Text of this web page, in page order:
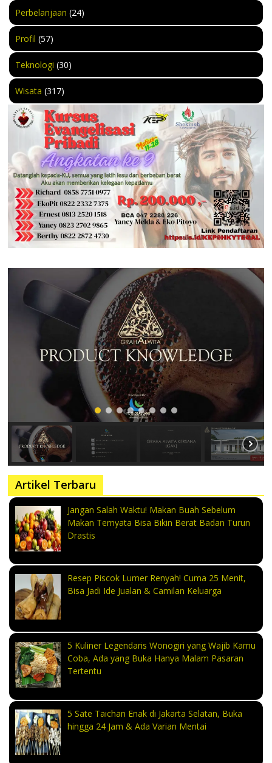
Perbelanjaan (24)
Profil (57)
Teknologi (30)
Wisata (317)
Artikel Terbaru
Jangan Salah Waktu! Makan Buah Sebelum
Makan Ternyata Bisa Bikin Berat Badan Turun
Drastis
Resep Piscok Lumer Renyah! Cuma 25 Menit,
Bisa Jadi Ide Jualan & Camilan Keluarga
5 Kuliner Legendaris Wonogiri yang Wajib Kamu
Coba, Ada yang Buka Hanya Malam Pasaran
Tertentu
5 Sate Taichan Enak di Jakarta Selatan, Buka
hingga 24 Jam & Ada Varian Mentai